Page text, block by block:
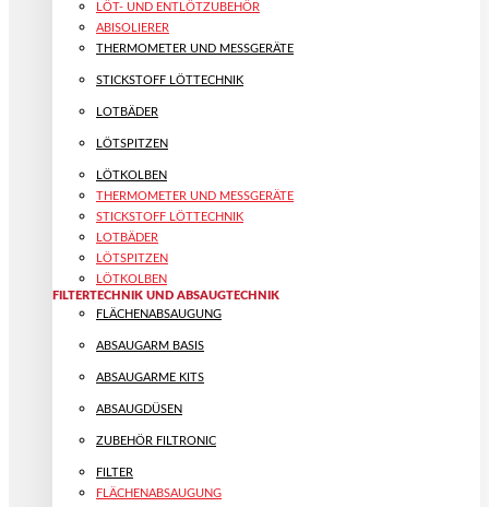
LÖT- UND ENTLÖTZUBEHÖR
ABISOLIERER
THERMOMETER UND MESSGERÄTE
STICKSTOFF LÖTTECHNIK
LOTBÄDER
LÖTSPITZEN
LÖTKOLBEN
THERMOMETER UND MESSGERÄTE
STICKSTOFF LÖTTECHNIK
LOTBÄDER
LÖTSPITZEN
LÖTKOLBEN
FILTERTECHNIK UND ABSAUGTECHNIK
FLÄCHENABSAUGUNG
ABSAUGARM BASIS
ABSAUGARME KITS
ABSAUGDÜSEN
ZUBEHÖR FILTRONIC
FILTER
FLÄCHENABSAUGUNG